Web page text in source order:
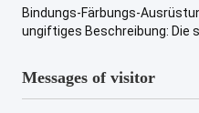
Bindungs-Färbungs-
ungiftiges Beschreibung: Die
Messages of visitor